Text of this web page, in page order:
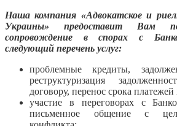
Наша компания «Адвокатское и
Украины» предоставит Вам
сопровождение в спорах с
следующий перечень услуг:
проблемные кредиты,
реструктуризация
договору, перенос срока
участие в переговорах с
письменное общение с